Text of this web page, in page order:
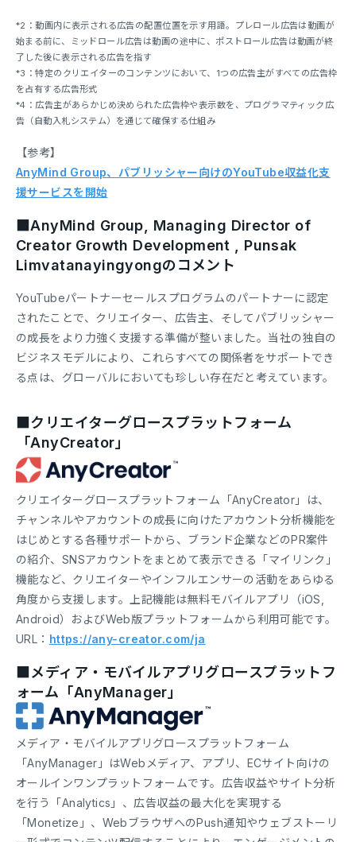
*2：動画内に表示される広告の配置位置を示す用語。プレロール広告は動画が
始まる前に、ミッドロール広告は動画の途中に、ポストロール広告は動画が終
了した後に表示される広告を指す
*3：特定のクリエイターのコンテンツにおいて、1つの広告主がすべての広告枠
を占有する広告形式
*4：広告主があらかじめ決められた広告枠や表示数を、プログラマティック広
告（自動入札システム）を通じて確保する仕組み
【参考】
AnyMind Group、パブリッシャー向けのYouTube収益化支
援サービスを開始
■AnyMind Group, Managing Director of
Creator Growth Development , Punsak
Limvatanayingyongのコメント
YouTubeパートナーセールスプログラムのパートナーに認定
されたことで、クリエイター、広告主、そしてパブリッシャー
の成長をより力強く支援する準備が整いました。当社の独自の
ビジネスモデルにより、これらすべての関係者をサポートでき
る点は、グローバルにおいても珍しい存在だと考えています。
■クリエイターグロースプラットフォーム
「AnyCreator」
クリエイターグロースプラットフォーム「AnyCreator」は、
チャンネルやアカウントの成長に向けたアカウント分析機能を
はじめとする各種サポートから、ブランド企業などのPR案件
の紹介、SNSアカウントをまとめて表示できる「マイリンク」
機能など、クリエイターやインフルエンサーの活動をあらゆる
角度から支援します。上記機能は無料モバイルアプリ（iOS,
Android）およびWeb版プラットフォームから利用可能です。
URL： https://any-creator.com/ja
■メディア・モバイルアプリグロースプラットフ
ォーム「AnyManager」
メディア・モバイルアプリグロースプラットフォーム
「AnyManager」はWebメディア、アプリ、ECサイト向けの
オールインワンプラットフォームです。広告収益やサイト分析
を行う「Analytics」、広告収益の最大化を実現する
「Monetize」、WebブラウザへのPush通知やウェブストーリ